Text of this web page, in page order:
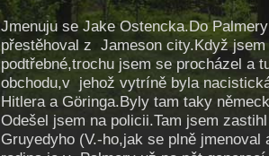
Jmenuju se Jake Ostencka.Do
přestěhoval z Jameson city.Když
podtřebné,trochu jsem se procházel a
obchodu,v jehož vytríně byla
Hitlera a Göringa.Byly tam taky
Odešel jsem na policii.Tam jsem
Gruyedyho (V.-ho,jak se plně